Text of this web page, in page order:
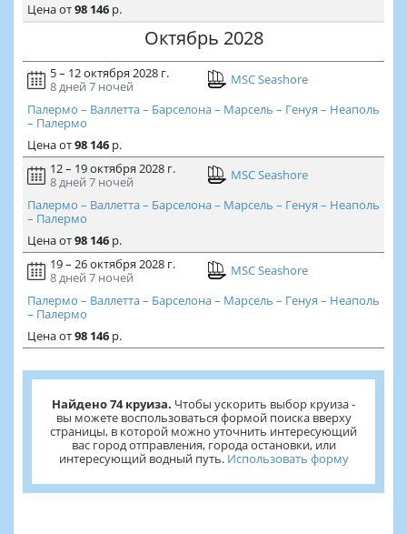
Ценаот98 146р.
Октябрь 2028
5 – 12 октября 2028 г.
8 дней 7 ночей
MSC Seashore
Палермо – Валлетта – Барселона – Марсель – Генуя – Неаполь
– Палермо
Ценаот98 146р.
12 – 19 октября 2028 г.
8 дней 7 ночей
MSC Seashore
Палермо – Валлетта – Барселона – Марсель – Генуя – Неаполь
– Палермо
Ценаот98 146р.
19 – 26 октября 2028 г.
8 дней 7 ночей
MSC Seashore
Палермо – Валлетта – Барселона – Марсель – Генуя – Неаполь
– Палермо
Ценаот98 146р.
Найдено 74 круиза. Чтобы ускорить выбор круиза -
вы можете воспользоваться формой поиска вверху
страницы, в которой можно уточнить интересующий
вас город отправления, города остановки, или
интересующий водный путь. Использовать форму